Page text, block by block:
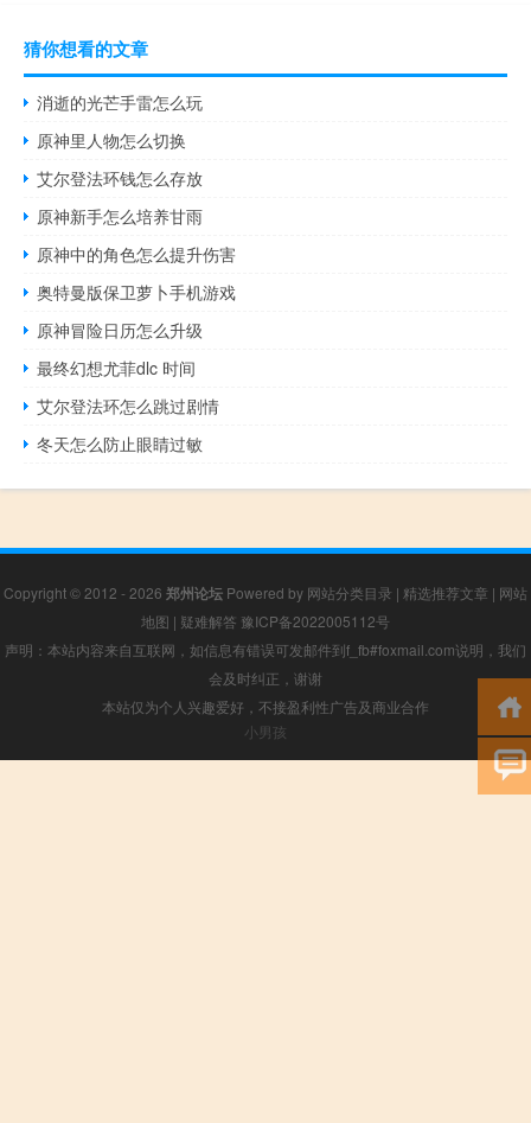
猜你想看的文章
消逝的光芒手雷怎么玩
原神里人物怎么切换
艾尔登法环钱怎么存放
原神新手怎么培养甘雨
原神中的角色怎么提升伤害
奥特曼版保卫萝卜手机游戏
原神冒险日历怎么升级
最终幻想尤菲dlc 时间
艾尔登法环怎么跳过剧情
冬天怎么防止眼睛过敏
Copyright © 2012 - 2026 郑州论坛 Powered by 网站分类目录 | 精选推荐文章 | 网站
地图 | 疑难解答 豫ICP备2022005112号
声明：本站内容来自互联网，如信息有错误可发邮件到f_fb#foxmail.com说明，我们
会及时纠正，谢谢
本站仅为个人兴趣爱好，不接盈利性广告及商业合作
小男孩